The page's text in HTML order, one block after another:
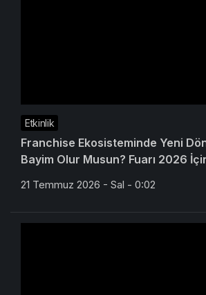
Etkinlik
Franchise Ekosisteminde Yeni
Bayim Olur Musun? Fuarı 2026
21 Temmuz 2026 - Sal - 0:02